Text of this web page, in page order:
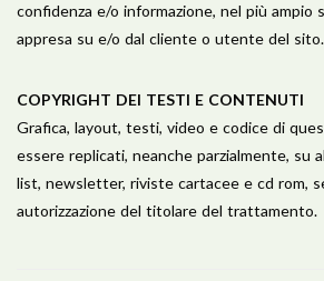
confidenza e/o informazione, nel più ampio
appresa su e/o dal cliente o utente del sito.
​COPYRIGHT DEI TESTI E CONTENUTI
Grafica, layout, testi, video e codice di
essere replicati, neanche parzialmente, su
list, newsletter, riviste cartacee e cd rom,
autorizzazione del titolare del trattamento.